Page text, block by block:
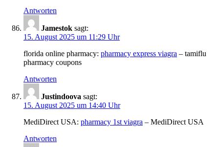
Antworten
Jamestok sagt:
15. August 2025 um 11:29 Uhr
florida online pharmacy: pharmacy express viagra – tamiflu
pharmacy coupons
Antworten
Justindoova sagt:
15. August 2025 um 14:40 Uhr
MediDirect USA: pharmacy 1st viagra – MediDirect USA
Antworten